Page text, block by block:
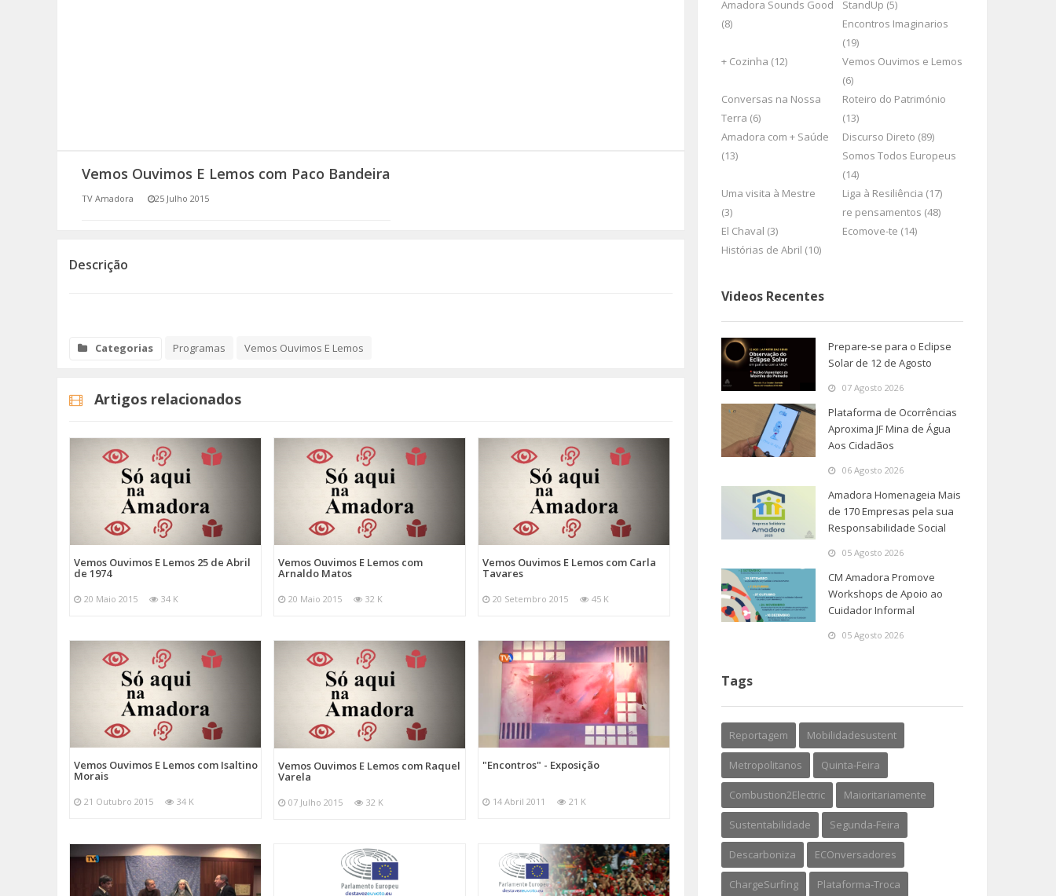
(RE) PENSAMENTOS
Vemos Ouvimos E Lemos com Paco Bandeira
TV Amadora 25 Julho 2015
Descrição
Categorias Programas Vemos Ouvimos E Lemos
Artigos relacionados
Vemos Ouvimos E Lemos 25 de Abril
de 1974
20 Maio 2015 34 K
Vemos Ouvimos E Lemos com
Arnaldo Matos
20 Maio 2015 32 K
Vemos Ouvimos E Lemos com Carla
Tavares
20 Setembro 2015 45 K
Vemos Ouvimos E Lemos com Isaltino
Morais
21 Outubro 2015 34 K
Vemos Ouvimos E Lemos com Raquel
Varela
07 Julho 2015 32 K
"Encontros" - Exposição
14 Abril 2011 21 K
Amadora Sounds Good
(8)
StandUp (5)
Encontros Imaginarios
(19)
+ Cozinha (12)
Vemos Ouvimos e Lemos
(6)
Conversas na Nossa
Terra (6)
Roteiro do Património
(13)
Amadora com + Saúde
(13)
Discurso Direto (89)
Somos Todos Europeus
(14)
Uma visita à Mestre
(3)
Liga à Resiliência (17)
re pensamentos (48)
El Chaval (3)
Ecomove-te (14)
Histórias de Abril (10)
Videos Recentes
Prepare-se para o Eclipse
Solar de 12 de Agosto
07 Agosto 2026
Plataforma de Ocorrências
Aproxima JF Mina de Água
Aos Cidadãos
06 Agosto 2026
Amadora Homenageia Mais
de 170 Empresas pela sua
Responsabilidade Social
05 Agosto 2026
CM Amadora Promove
Workshops de Apoio ao
Cuidador Informal
05 Agosto 2026
Tags
Reportagem Mobilidadesustent
Metropolitanos Quinta-Feira
Combustion2Electric Maioritariamente
Sustentabilidade Segunda-Feira
Descarboniza ECOnversadores
ChargeSurfing Plataforma-Troca